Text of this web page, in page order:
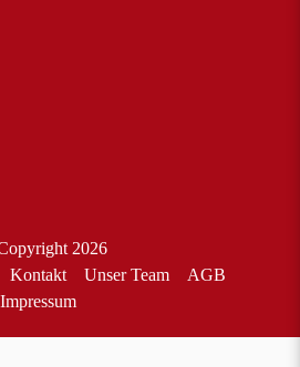
2026
Kontakt Unser Team
AGB
Impressum